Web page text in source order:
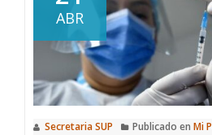
ABR
Secretaria SUP Publicado en Mi